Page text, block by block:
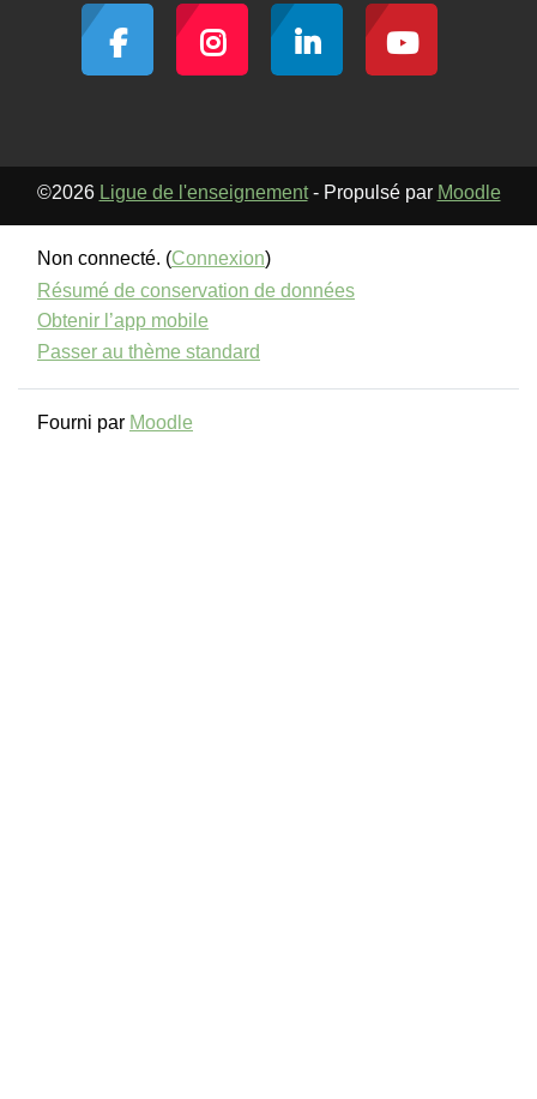
©2026 Ligue de l'enseignement- Propulsé par Moodle
Non connecté. (Connexion)
Résumé de conservation de données
Obtenir l’app mobile
Passer au thème standard
Fourni par Moodle